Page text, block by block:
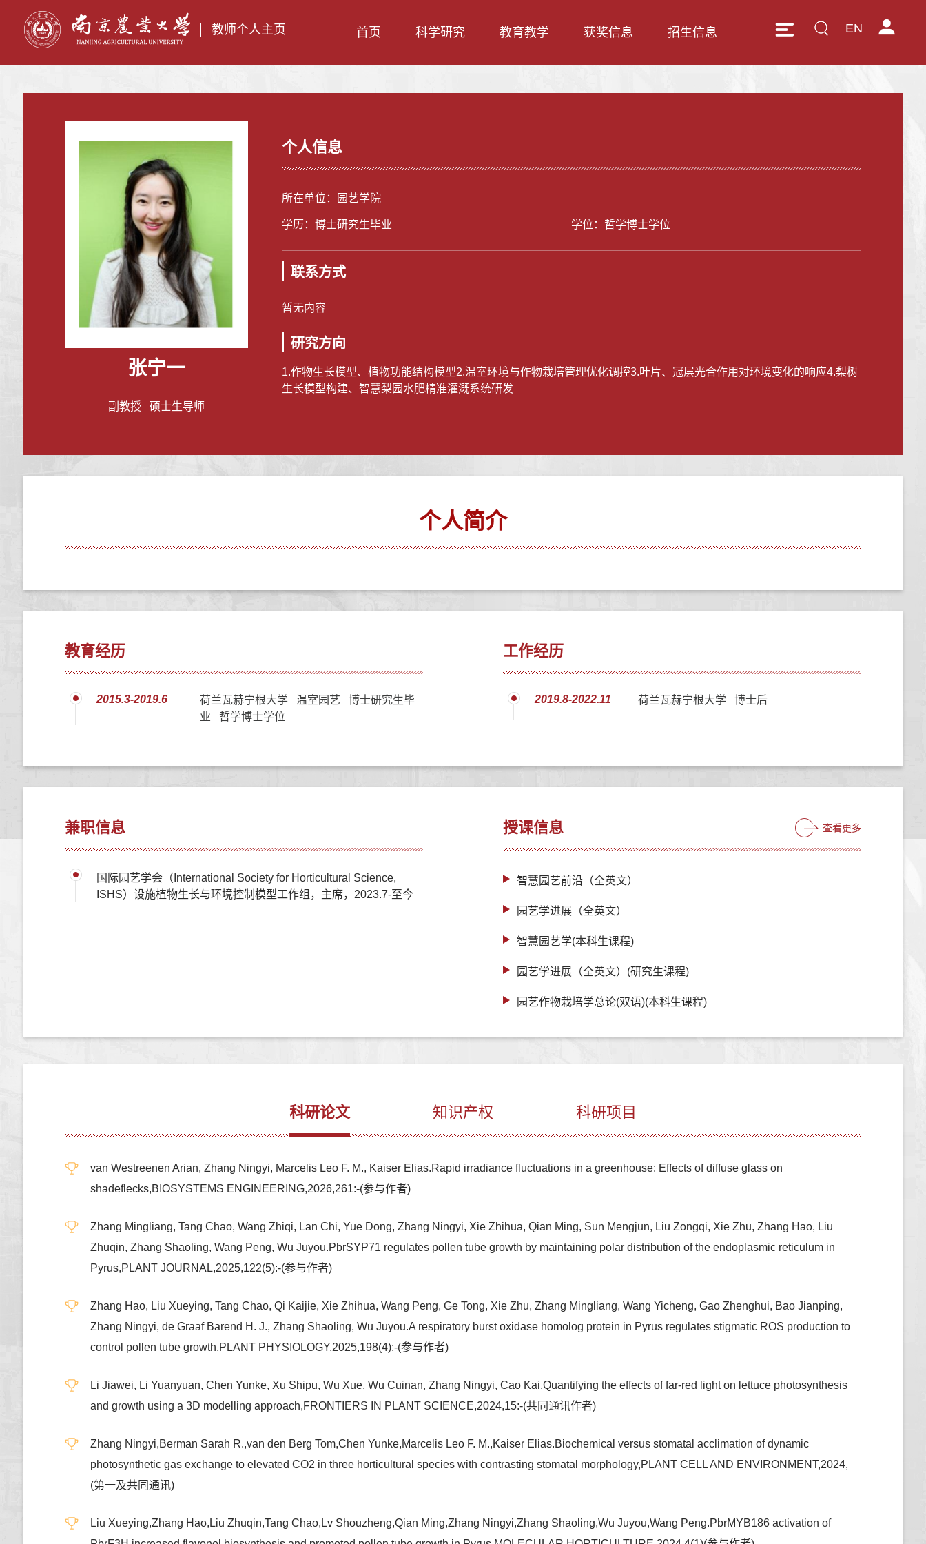
教师个人主页 EN
首页 科学研究 教育教学 获奖信息 招生信息
张宁一
副教授 硕士生导师
个人信息
所在单位：园艺学院
学历：博士研究生毕业 学位：哲学博士学位
联系方式
暂无内容
研究方向
1.作物生长模型、植物功能结构模型2.温室环境与作物栽培管理优化调控3.叶片、冠层光合作用对环境变化的响应4.梨树
生长模型构建、智慧梨园水肥精准灌溉系统研发
个人简介
教育经历
2015.3-2019.6
荷兰瓦赫宁根大学 温室园艺 博士研究生毕
业 哲学博士学位
工作经历
2019.8-2022.11 荷兰瓦赫宁根大学 博士后
兼职信息
国际园艺学会（International Society for Horticultural Science,
ISHS）设施植物生长与环境控制模型工作组，主席，2023.7-至今
授课信息 查看更多
智慧园艺前沿（全英文）
园艺学进展（全英文）
智慧园艺学(本科生课程)
园艺学进展（全英文）(研究生课程)
园艺作物栽培学总论(双语)(本科生课程)
科研论文 知识产权 科研项目
van Westreenen Arian, Zhang Ningyi, Marcelis Leo F. M., Kaiser Elias.Rapid irradiance fluctuations in a greenhouse: Effects of diffuse glass on
shadeflecks,BIOSYSTEMS ENGINEERING,2026,261:-(参与作者)
Zhang Mingliang, Tang Chao, Wang Zhiqi, Lan Chi, Yue Dong, Zhang Ningyi, Xie Zhihua, Qian Ming, Sun Mengjun, Liu Zongqi, Xie Zhu, Zhang Hao, Liu
Zhuqin, Zhang Shaoling, Wang Peng, Wu Juyou.PbrSYP71 regulates pollen tube growth by maintaining polar distribution of the endoplasmic reticulum in
Pyrus,PLANT JOURNAL,2025,122(5):-(参与作者)
Zhang Hao, Liu Xueying, Tang Chao, Qi Kaijie, Xie Zhihua, Wang Peng, Ge Tong, Xie Zhu, Zhang Mingliang, Wang Yicheng, Gao Zhenghui, Bao Jianping,
Zhang Ningyi, de Graaf Barend H. J., Zhang Shaoling, Wu Juyou.A respiratory burst oxidase homolog protein in Pyrus regulates stigmatic ROS production to
control pollen tube growth,PLANT PHYSIOLOGY,2025,198(4):-(参与作者)
Li Jiawei, Li Yuanyuan, Chen Yunke, Xu Shipu, Wu Xue, Wu Cuinan, Zhang Ningyi, Cao Kai.Quantifying the effects of far-red light on lettuce photosynthesis
and growth using a 3D modelling approach,FRONTIERS IN PLANT SCIENCE,2024,15:-(共同通讯作者)
Zhang Ningyi,Berman Sarah R.,van den Berg Tom,Chen Yunke,Marcelis Leo F. M.,Kaiser Elias.Biochemical versus stomatal acclimation of dynamic
photosynthetic gas exchange to elevated CO2 in three horticultural species with contrasting stomatal morphology,PLANT CELL AND ENVIRONMENT,2024,
(第一及共同通讯)
Liu Xueying,Zhang Hao,Liu Zhuqin,Tang Chao,Lv Shouzheng,Qian Ming,Zhang Ningyi,Zhang Shaoling,Wu Juyou,Wang Peng.PbrMYB186 activation of